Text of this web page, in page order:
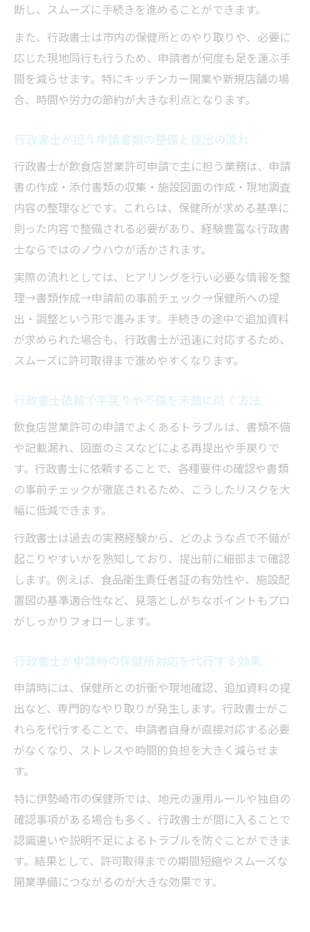
断し、スムーズに手続きを進めることができます。
また、行政書士は市内の保健所とのやり取りや、必要に
応じた現地同行も行うため、申請者が何度も足を運ぶ手
間を減らせます。特にキッチンカー開業や新規店舗の場
合、時間や労力の節約が大きな利点となります。
行政書士が担う申請書類の整備と提出の流れ
行政書士が飲食店営業許可申請で主に担う業務は、申請
書の作成・添付書類の収集・施設図面の作成・現地調査
内容の整理などです。これらは、保健所が求める基準に
則った内容で整備される必要があり、経験豊富な行政書
士ならではのノウハウが活かされます。
実際の流れとしては、ヒアリングを行い必要な情報を整
理→書類作成→申請前の事前チェック→保健所への提
出・調整という形で進みます。手続きの途中で追加資料
が求められた場合も、行政書士が迅速に対応するため、
スムーズに許可取得まで進めやすくなります。
行政書士依頼で手戻りや不備を未然に防ぐ方法
飲食店営業許可の申請でよくあるトラブルは、書類不備
や記載漏れ、図面のミスなどによる再提出や手戻りで
す。行政書士に依頼することで、各種要件の確認や書類
の事前チェックが徹底されるため、こうしたリスクを大
幅に低減できます。
行政書士は過去の実務経験から、どのような点で不備が
起こりやすいかを熟知しており、提出前に細部まで確認
します。例えば、食品衛生責任者証の有効性や、施設配
置図の基準適合性など、見落としがちなポイントもプロ
がしっかりフォローします。
行政書士が申請時の保健所対応を代行する効果
申請時には、保健所との折衝や現地確認、追加資料の提
出など、専門的なやり取りが発生します。行政書士がこ
れらを代行することで、申請者自身が直接対応する必要
がなくなり、ストレスや時間的負担を大きく減らせま
す。
特に伊勢崎市の保健所では、地元の運用ルールや独自の
確認事項がある場合も多く、行政書士が間に入ることで
認識違いや説明不足によるトラブルを防ぐことができま
す。結果として、許可取得までの期間短縮やスムーズな
開業準備につながるのが大きな効果です。